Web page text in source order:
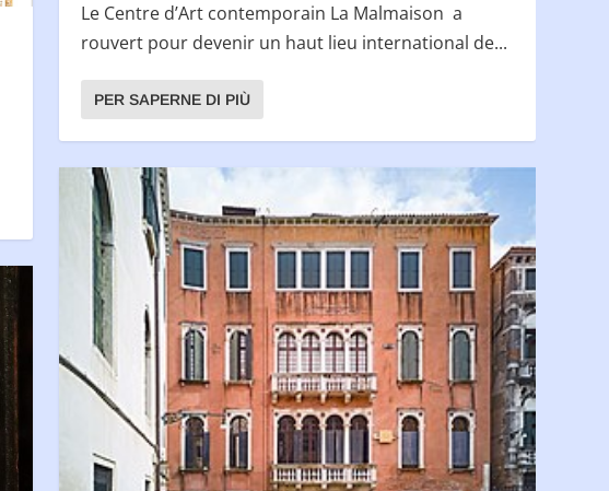
Le Centre d’Art contemporain La Malmaison a
rouvert pour devenir un haut lieu international de...
PER SAPERNE DI PIÙ